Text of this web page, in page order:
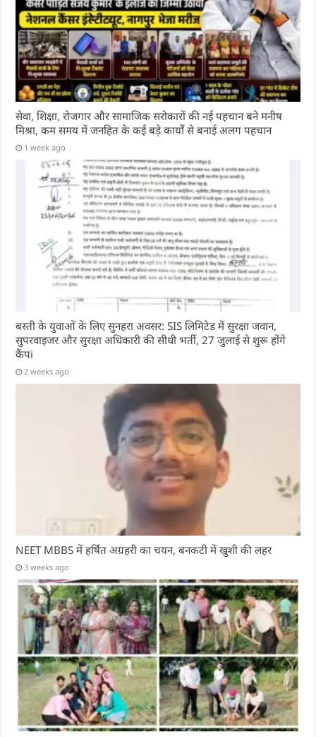
सेवा, शिक्षा, रोजगार और सामाजिक सरोकारों की नई पहचान बने मनीष
मिश्रा, कम समय में जनहित के कई बड़े कार्यों से बनाई अलग पहचान
1 week ago
बस्ती के युवाओं के लिए सुनहरा अवसर: SIS लिमिटेड में सुरक्षा जवान,
सुपरवाइजर और सुरक्षा अधिकारी की सीधी भर्ती, 27 जुलाई से शुरू होंगे
कैंपi
2 weeks ago
NEET MBBS में हर्षित अग्रहरी का चयन, बनकटी में खुशी की लहर
3 weeks ago